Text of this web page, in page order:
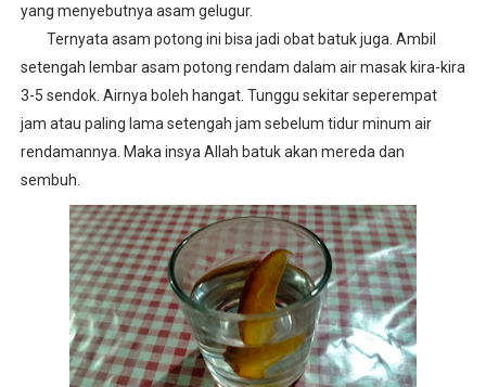
Briefing in Monday Morning
Berenang Dalam Aquarium
Diseminasi Disiplin Positif
Asam Potong Obat Batuk
Tips Berani Memulai Menulis
SMP Negeri 12 Lhokseumawe Melaju ke OSN tingkat
yang menyebutnya asam gelugur.
Ternyata asam potong ini bisa jadi obat batuk juga. Ambil
setengah lembar asam potong rendam dalam air masak kira-kira
3-5 sendok. Airnya boleh hangat. Tunggu sekitar seperempat
jam atau paling lama setengah jam sebelum tidur minum air
rendamannya. Maka insya Allah batuk akan mereda dan
sembuh.